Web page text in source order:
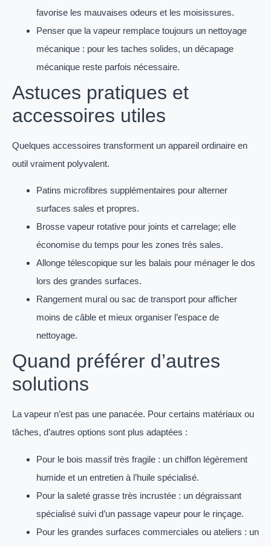
favorise les mauvaises odeurs et les moisissures.
Penser que la vapeur remplace toujours un nettoyage
mécanique : pour les taches solides, un décapage
mécanique reste parfois nécessaire.
Astuces pratiques et
accessoires utiles
Quelques accessoires transforment un appareil ordinaire en
outil vraiment polyvalent.
Patins microfibres supplémentaires pour alterner
surfaces sales et propres.
Brosse vapeur rotative pour joints et carrelage; elle
économise du temps pour les zones très sales.
Allonge télescopique sur les balais pour ménager le dos
lors des grandes surfaces.
Rangement mural ou sac de transport pour afficher
moins de câble et mieux organiser l’espace de
nettoyage.
Quand préférer d’autres
solutions
La vapeur n’est pas une panacée. Pour certains matériaux ou
tâches, d’autres options sont plus adaptées :
Pour le bois massif très fragile : un chiffon légèrement
humide et un entretien à l’huile spécialisé.
Pour la saleté grasse très incrustée : un dégraissant
spécialisé suivi d’un passage vapeur pour le rinçage.
Pour les grandes surfaces commerciales ou ateliers : un